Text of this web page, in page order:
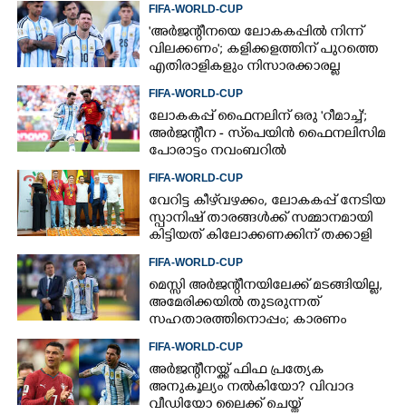
FIFA-WORLD-CUP
'അർജന്റീനയെ ലോകകപ്പിൽ നിന്ന്
വിലക്കണം'; കളിക്കളത്തിന് പുറത്തെ
എതിരാളികളും നിസാരക്കാരല്ല
FIFA-WORLD-CUP
ലോകകപ്പ് ഫൈനലിന് ഒരു 'റീമാച്ച്';
അര്‍ജന്റീന - സ്‌പെയിന്‍ ഫൈനലിസിമ
പോരാട്ടം നവംബറില്‍
FIFA-WORLD-CUP
വേറിട്ട കീഴ്‌‌വഴക്കം,​ ലോകകപ്പ് നേടിയ
സ്പാനിഷ് താരങ്ങൾക്ക് സമ്മാനമായി
കിട്ടിയത് കിലോക്കണക്കിന് തക്കാളി
FIFA-WORLD-CUP
മെസ്സി അര്‍ജന്റീനയിലേക്ക് മടങ്ങിയില്ല,
അമേരിക്കയില്‍ തുടരുന്നത്
സഹതാരത്തിനൊപ്പം; കാരണം
FIFA-WORLD-CUP
അർജന്റീനയ്ക്ക് ഫിഫ പ്രത്യേക
അനുകൂല്യം നൽകിയോ? വിവാദ
വീഡിയോ ലൈക്ക് ചെയ്ത്